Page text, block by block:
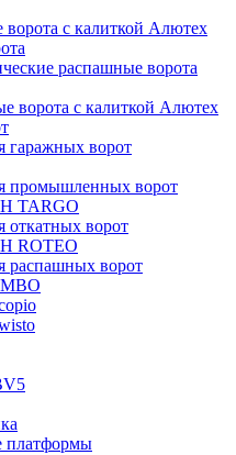
ворота с калиткой Алютех
распашные ворота
ворота с калиткой Алютех
гаражных ворот
промышленных ворот
TARGO
откатных ворот
ROTEO
распашных ворот
платформы